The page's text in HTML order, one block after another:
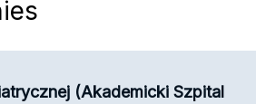
(Akademicki Szpital